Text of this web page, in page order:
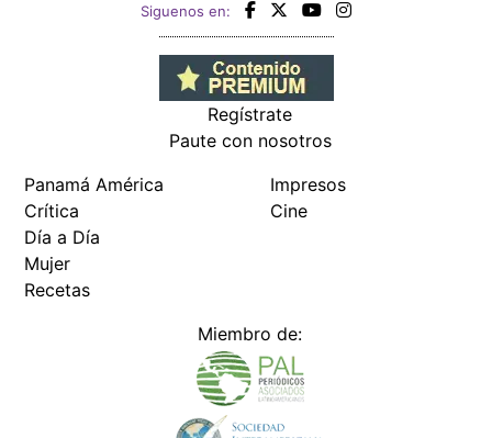
Siguenos en:
Regístrate
Paute con nosotros
Panamá América
Crítica
Día a Día
Mujer
Recetas
Impresos
Cine
Miembro de: